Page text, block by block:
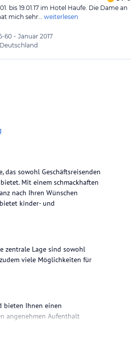
bis 19.01.17 im Hotel Haufe. Die Dame an
mich sehr… weiterlesen
60 • Januar 2017
sowohl Geschäftsreisenden
Mit einem schmackhaften
nach Ihren Wünschen
kinder- und
zentrale Lage sind sowohl
viele Möglichkeiten für
bieten Ihnen einen
angenehmen Aufenthalt